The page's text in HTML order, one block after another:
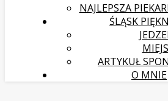
NAJLEPSZA
ŚLĄSK
ARTYKUŁ
O MNIE